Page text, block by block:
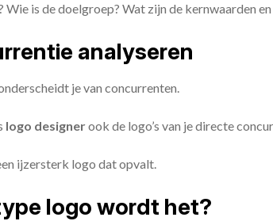
is de doelgroep? Wat zijn de kernwaarden
analyseren
je van concurrenten.
logo designerook de logo’s van je directe
ijzersterk logo dat opvalt.
logo wordt het?